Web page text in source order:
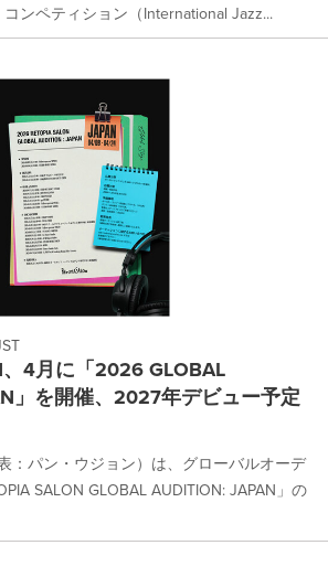
ンペティション（International Jazz...
、4月に「2026 GLOBAL
」を開催、2027年デビュー予定
：パン・ウジョン）は、グローバルオーデ
SALON GLOBAL AUDITION: JAPAN」の